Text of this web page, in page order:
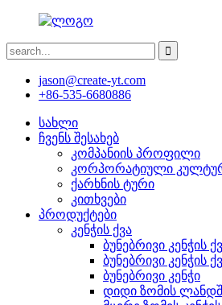
jason@create-yt.com
+86-535-6680886
სახლი
ჩვენს შესახებ
კომპანიის პროფილი
კორპორატიული
ქარხნის ტური
კითხვები
პროდუქტები
კენჭის ქვა
ბუნებრივი კენჭის
ბუნებრივი კენჭის
ბუნებრივი კენჭი
დიდი ზომის